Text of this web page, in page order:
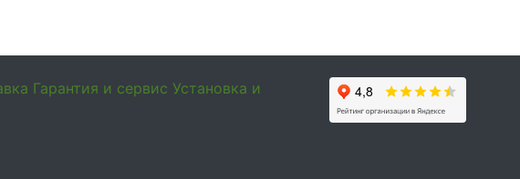
Гарантия и сервис Установка и